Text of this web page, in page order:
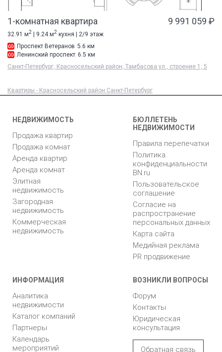
1-комнатная квартира 9 991 059 ₽
32.91 м2 | 9.24 м2 кухня | 2/9 этаж
Проспект Ветеранов 5.6 км
Ленинский проспект 6.5 км
Санкт-Петербург, Красносельский район, Тамбасова ул., строение 1, 5
Квартиры - Красносельский район Санкт-Петербург
НЕДВИЖИМОСТЬ
Продажа квартир
Продажа комнат
Аренда квартир
Аренда комнат
Элитная
недвижимость
Загородная
недвижимость
Коммерческая
недвижимость
БЮЛЛЕТЕНЬ
НЕДВИЖИМОСТИ
Правила перепечатки
Политика
конфиденциальности
BN.ru
Пользовательское
соглашение
Согласие на
распространение
персональных данных
Карта сайта
Медийная реклама
PR продвижение
ИНФОРМАЦИЯ
Аналитика
недвижимости
Каталог компаний
Партнеры
Календарь
мероприятий
ВОЗНИКЛИ ВОПРОСЫ
Форум
Контакты
Юридическая
консультация
Обратная связь